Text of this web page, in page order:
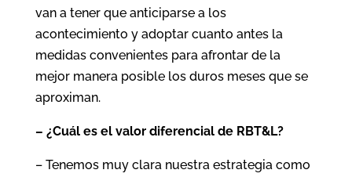
van a tener que anticiparse a los
acontecimiento y adoptar cuanto antes la
medidas convenientes para afrontar de la
mejor manera posible los duros meses que se
aproximan.
– ¿Cuál es el valor diferencial de RBT&L?
– Tenemos muy clara nuestra estrategia como